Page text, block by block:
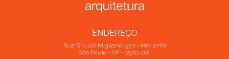
ENDEREÇO
Rua Dr Luis Migliano, 923 - Morumbi
São Paulo - SP - 05711-001